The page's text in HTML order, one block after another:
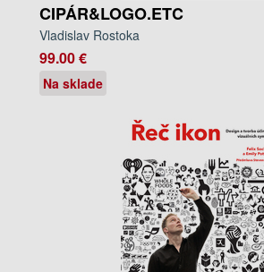
CIPÁR&LOGO.ETC
Vladislav Rostoka
99.00 €
Na sklade